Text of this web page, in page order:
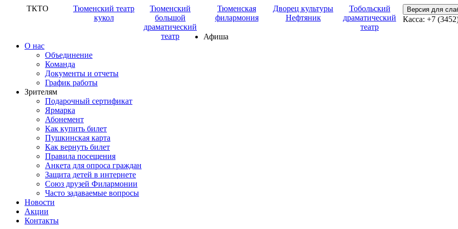
ТКТО
Тюменский театр
кукол
Тюменский
большой
драматический
театр
Тюменская
филармония
Дворец культуры
Нефтяник
Тобольский
драматический
театр
Версия для
Касса: +7
Афиша
О нас
Объединение
Команда
Документы и отчеты
График работы
Зрителям
Подарочный сертификат
Ярмарка
Абонемент
Как купить билет
Пушкинская карта
Как вернуть билет
Правила посещения
Анкета для опроса граждан
Защита детей в интернете
Союз друзей Филармонии
Часто задаваемые вопросы
Новости
Акции
Контакты